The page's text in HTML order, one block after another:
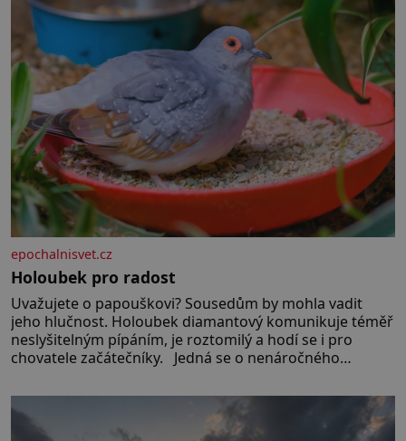
epochalnisvet.cz
Holoubek pro radost
Uvažujete o papouškovi? Sousedům by mohla vadit
jeho hlučnost. Holoubek diamantový komunikuje téměř
neslyšitelným pípáním, je roztomilý a hodí se i pro
chovatele začátečníky. Jedná se o nenáročného
času tráví na zemi, kde sbírá zbytky semínek Jeho
domovinou je prakticky celá Austrálie s výjimkou
pobřežní oblasti.